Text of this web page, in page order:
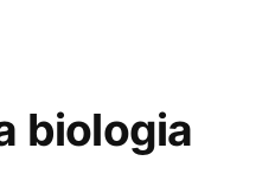
biologia